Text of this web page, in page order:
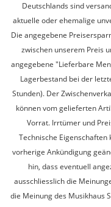
Deutschlands sind
aktuelle oder ehemalige
Die angegebene
zwischen unserem Preis
angegebene "Lieferbare
Lagerbestand bei der
Stunden). Der
können vom gelieferten
Vorrat. Irrtümer und
Technische
vorherige Ankündigung
hin, dass eventuell
ausschliesslich die
die Meinung des Musikhaus